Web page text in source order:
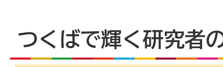
つくばで輝く研究者